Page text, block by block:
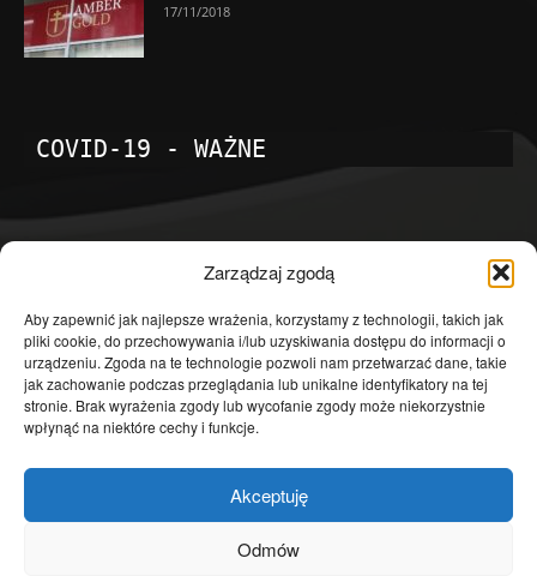
Zarządzaj zgodą
Aby zapewnić jak najlepsze wrażenia, korzystamy z technologii, takich jak
pliki cookie, do przechowywania i/lub uzyskiwania dostępu do informacji o
urządzeniu. Zgoda na te technologie pozwoli nam przetwarzać dane, takie
jak zachowanie podczas przeglądania lub unikalne identyfikatory na tej
stronie. Brak wyrażenia zgody lub wycofanie zgody może niekorzystnie
wpłynąć na niektóre cechy i funkcje.
Akceptuję
Odmów
17/11/2018
COVID-19 - WAŻNE
Temat dnia
4601
Publicystyka
4363
Polityka
3639
Polska
Społeczeństwo
2823